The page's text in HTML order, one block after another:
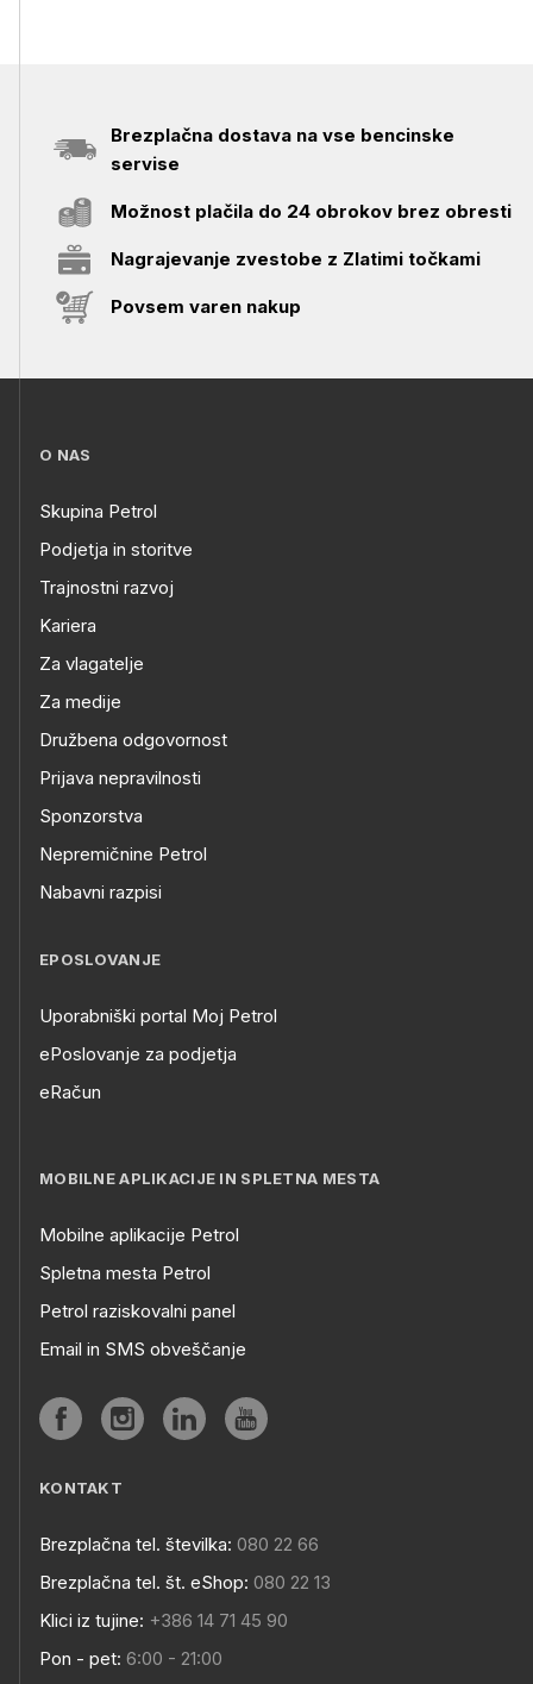
Brezplačna dostava na vse bencinske
servise
Možnost plačila do 24 obrokov brez obresti
Nagrajevanje zvestobe z Zlatimi točkami
Povsem varen nakup
O NAS
Skupina Petrol
Podjetja in storitve
Trajnostni razvoj
Kariera
Za vlagatelje
Za medije
Družbena odgovornost
Prijava nepravilnosti
Sponzorstva
Nepremičnine Petrol
Nabavni razpisi
EPOSLOVANJE
Uporabniški portal Moj Petrol
ePoslovanje za podjetja
eRačun
MOBILNE APLIKACIJE IN SPLETNA MESTA
Mobilne aplikacije Petrol
Spletna mesta Petrol
Petrol raziskovalni panel
Email in SMS obveščanje
KONTAKT
Brezplačna tel. številka: 080 22 66
Brezplačna tel. št. eShop: 080 22 13
Klici iz tujine: +386 14 71 45 90
Pon - pet: 6:00 - 21:00